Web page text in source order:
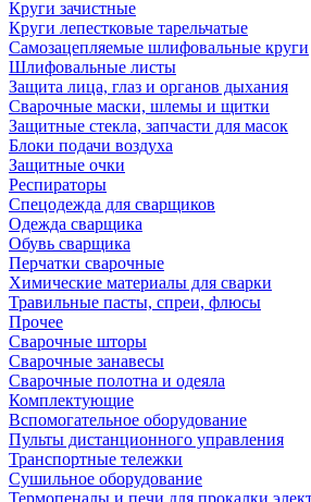
Круги зачистные
Круги лепестковые тарельчатые
Самозацепляемые шлифовальные круги
Шлифовальные листы
Защита лица, глаз и органов дыхания
Сварочные маски, шлемы и щитки
Защитные стекла, запчасти для масок
Блоки подачи воздуха
Защитные очки
Респираторы
Спецодежда для сварщиков
Одежда сварщика
Обувь сварщика
Перчатки сварочные
Химические материалы для сварки
Травильные пасты, спреи, флюсы
Прочее
Сварочные шторы
Сварочные занавесы
Сварочные полотна и одеяла
Комплектующие
Вспомогательное оборудование
Пульты дистанционного управления
Транспортные тележки
Сушильное оборудование
Термопеналы и печи для прокалки